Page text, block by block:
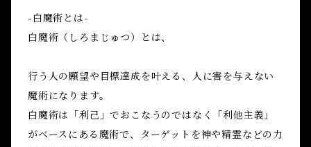
-白魔術とは-
白魔術（しろまじゅつ）とは、
行う人の願望や目標達成を叶える、人に害を与えない
魔術になります。
白魔術は「利己」でおこなうのではなく「利他主義」
がベースにある魔術で、ターゲットを神や精霊などの力